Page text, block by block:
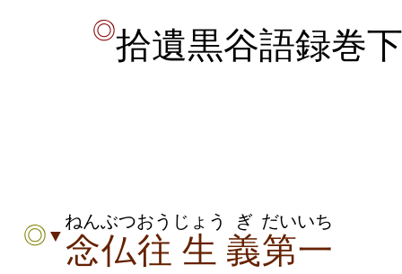
◎拾遺黒谷語録巻
◎ ▼ 念仏
ねんぶつ
往
おう
生
じょう
義
ぎ
第一
だいいち